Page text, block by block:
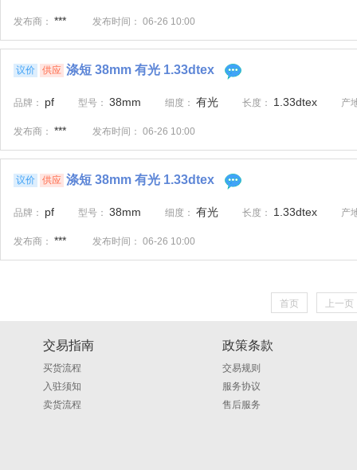
发布商： *** 发布时间： 06-26 10:00
议价 供应 涤短 38mm 有光 1.33dtex
品牌： pf 型号： 38mm 细度： 有光 长度： 1.33dtex 产
发布商： *** 发布时间： 06-26 10:00
议价 供应 涤短 38mm 有光 1.33dtex
品牌： pf 型号： 38mm 细度： 有光 长度： 1.33dtex 产
发布商： *** 发布时间： 06-26 10:00
首页 上一页
交易指南
买货流程
入驻须知
卖货流程
政策条款
交易规则
服务协议
售后服务